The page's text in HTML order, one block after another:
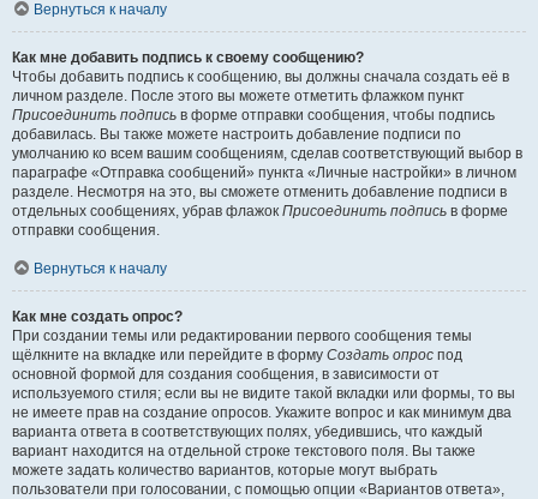
Вернуться к началу
Как мне добавить подпись к своему сообщению?
Чтобы добавить подпись к сообщению, вы должны сначала создать её в
личном разделе. После этого вы можете отметить флажком пункт
Присоединить подпись в форме отправки сообщения, чтобы подпись
добавилась. Вы также можете настроить добавление подписи по
умолчанию ко всем вашим сообщениям, сделав соответствующий выбор в
параграфе «Отправка сообщений» пункта «Личные настройки» в личном
разделе. Несмотря на это, вы сможете отменить добавление подписи в
отдельных сообщениях, убрав флажок Присоединить подпись в форме
отправки сообщения.
Вернуться к началу
Как мне создать опрос?
При создании темы или редактировании первого сообщения темы
щёлкните на вкладке или перейдите в форму Создать опрос под
основной формой для создания сообщения, в зависимости от
используемого стиля; если вы не видите такой вкладки или формы, то вы
не имеете прав на создание опросов. Укажите вопрос и как минимум два
варианта ответа в соответствующих полях, убедившись, что каждый
вариант находится на отдельной строке текстового поля. Вы также
можете задать количество вариантов, которые могут выбрать
пользователи при голосовании, с помощью опции «Вариантов ответа»,